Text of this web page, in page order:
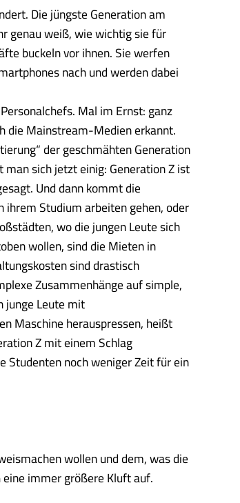
Die jüngste Generation am
genau weiß, wie wichtig sie für
buckeln vor ihnen. Sie werfen
nach und werden dabei
Mal im Ernst: ganz
die Mainstream-Medien erkannt.
der geschmähten Generation
sich jetzt einig: Generation Z ist
Und dann kommt die
Studium arbeiten gehen, oder
wo die jungen Leute sich
wollen, sind die Mieten in
sind drastisch
Zusammenhänge auf simple,
junge Leute mit
Maschine herauspressen, heißt
Z mit einem Schlag
Studenten noch weniger Zeit für ein
wollen und dem, was die
immer größere Kluft auf.